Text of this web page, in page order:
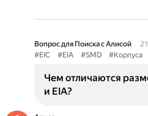
Вопрос для Поиска с Алисой
#EIC
#EIA #SMD #Корпуса
Чем отличаются
и EIA?